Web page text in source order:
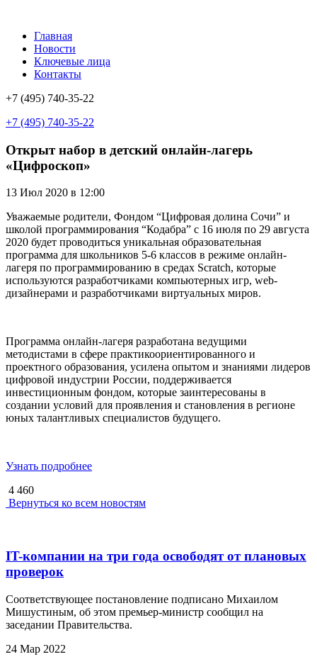
Главная
Новости
Ключевые лица
Контакты
+7 (495) 740-35-22
+7 (495) 740-35-22
Открыт набор в детский онлайн-лагерь
«Цифроскоп»
13 Июл 2020 в 12:00
Уважаемые родители, Фондом “Цифровая долина Сочи” и
школой программирования “Кодабра” с 16 июля по 29 августа
2020 будет проводиться уникальная образовательная
программа для школьников 5-6 классов в режиме онлайн-
лагеря по программированию в средах Scratch, которые
используются разработчиками компьютерных игр, web-
дизайнерами и разработчиками виртуальных миров.
Программа онлайн-лагеря разработана ведущими
методистами в сфере практикоориентированного и
проектного образования, усилена опытом и знаниями лидеров
цифровой индустрии России, поддерживается
инвестиционным фондом, которые заинтересованы в
создании условий для проявления и становления в регионе
юных талантливых специалистов будущего.
Узнать подробнее
4 460
Вернуться ко всем новостям
IT-компании на три года освободят от плановых
проверок
Соответствующее постановление подписано Михаилом
Мишустиным, об этом премьер-министр сообщил на
заседании Правительства.
24 Мар 2022